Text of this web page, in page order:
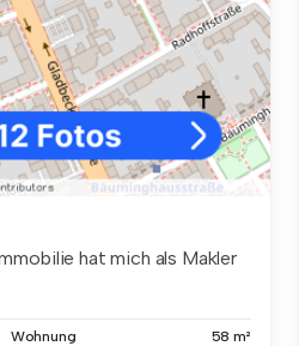
hat mich als Makler
Wohnung 58 m²